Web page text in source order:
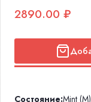
2890.00 ₽
Состояние:Mint (M)